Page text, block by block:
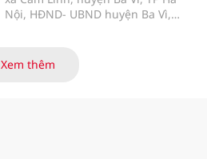
Nội, HĐND- UBND huyện Ba Vì,
Khánh thành Công trình tu bổ, tôn
Xem thêm